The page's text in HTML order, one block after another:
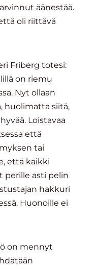
äänestää.
oli riittävä
Friberg totesi:
on riemu
Nyt ollaan
huolimatta siitä,
Loistavaa
että
tai
että kaikki
perille asti pelin
hakkuri
Huonoille ei
on mennyt